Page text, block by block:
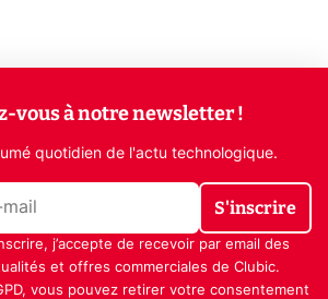
vous à notre newsletter !
quotidien de l'actu technologique.
S'inscrire
j’accepte de recevoir par email des
et offres commerciales de Clubic.
vous pouvez retirer votre consentement